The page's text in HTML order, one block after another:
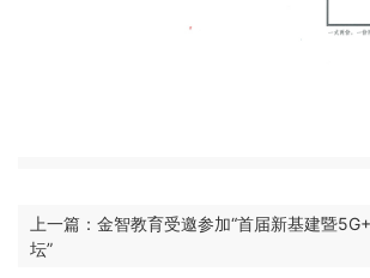
上一篇：金智教育受邀参加“首届新基建暨
坛”